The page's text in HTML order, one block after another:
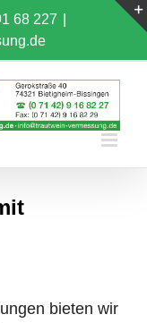
68 227
bieten wir